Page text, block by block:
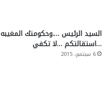
السيد الرئيس ….وحكومتك المغيبه
…استقالتكم …لا تكفي
6 سبتمبر، 2015